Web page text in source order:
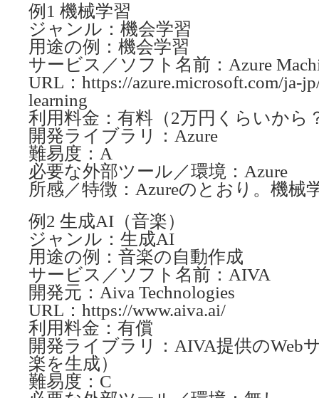
例1 機械学習
ジャンル：機会学習
用途の例：機会学習
サービス／ソフト名前：Azure
URL：https://azure.microsoft.com/ja-
learning
利用料金：有料（2万円くらいから
開発ライブラリ：Azure
難易度：A
必要な外部ツール／環境：Azure
所感／特徴：Azureのとおり。機械
例2 生成AI（音楽）
ジャンル：生成AI
用途の例：音楽の自動作成
サービス／ソフト名前：AIVA
開発元：Aiva Technologies
URL：https://www.aiva.ai/
利用料金：有償
開発ライブラリ：AIVA提供のWeb
楽を生成）
難易度：C